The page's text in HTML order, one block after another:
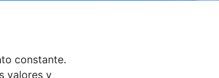
constante.
valores y